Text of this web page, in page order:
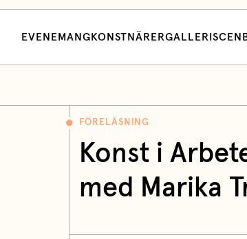
EVENEMANG KONSTNÄRERGALLERI SCEN
FÖRELÄSNING
Konst i
med Marika